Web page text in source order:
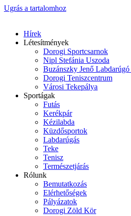
Ugrás a tartalomhoz
Hírek
Létesítmények
Dorogi Sportcsarnok
Nipl Stefánia Uszoda
Buzánszky Jenő Labdarúgó
Dorogi Teniszcentrum
Városi Tekepálya
Sportágak
Futás
Kerékpár
Kézilabda
Küzdősportok
Labdarúgás
Teke
Tenisz
Természetjárás
Rólunk
Bemutatkozás
Elérhetőségek
Pályázatok
Dorogi Zöld Kör